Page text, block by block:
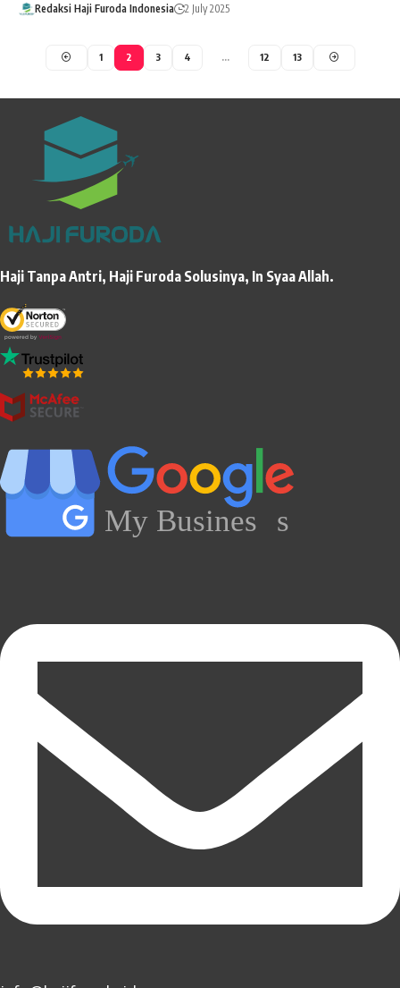
Redaksi Haji Furoda Indonesia 2 July 2025
1 2 3 4 … 12 13
Haji Tanpa Antri, Haji Furoda Solusinya, In Syaa Allah.
My Busines s